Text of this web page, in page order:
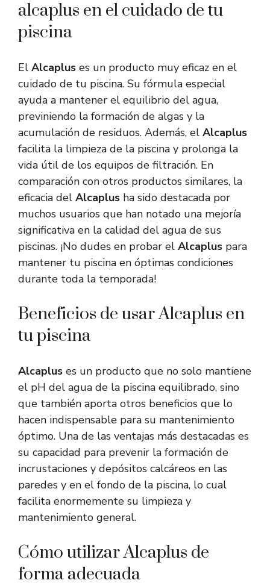
alcaplus en el cuidado de tu
piscina
El Alcaplus es un producto muy eficaz en el
cuidado de tu piscina. Su fórmula especial
ayuda a mantener el equilibrio del agua,
previniendo la formación de algas y la
acumulación de residuos. Además, el Alcaplus
facilita la limpieza de la piscina y prolonga la
vida útil de los equipos de filtración. En
comparación con otros productos similares, la
eficacia del Alcaplus ha sido destacada por
muchos usuarios que han notado una mejoría
significativa en la calidad del agua de sus
piscinas. ¡No dudes en probar el Alcaplus para
mantener tu piscina en óptimas condiciones
durante toda la temporada!
Beneficios de usar Alcaplus en
tu piscina
Alcaplus es un producto que no solo mantiene
el pH del agua de la piscina equilibrado, sino
que también aporta otros beneficios que lo
hacen indispensable para su mantenimiento
óptimo. Una de las ventajas más destacadas es
su capacidad para prevenir la formación de
incrustaciones y depósitos calcáreos en las
paredes y en el fondo de la piscina, lo cual
facilita enormemente su limpieza y
mantenimiento general.
Cómo utilizar Alcaplus de
forma adecuada